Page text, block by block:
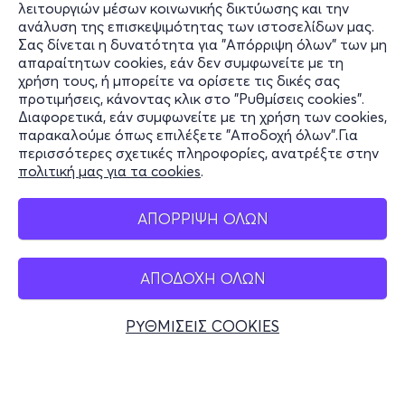
λειτουργιών μέσων κοινωνικής δικτύωσης και την
ανάλυση της επισκεψιμότητας των ιστοσελίδων μας.
Σας δίνεται η δυνατότητα για "Απόρριψη όλων" των μη
απαραίτητων cookies, εάν δεν συμφωνείτε με τη
χρήση τους, ή μπορείτε να ορίσετε τις δικές σας
προτιμήσεις, κάνοντας κλικ στο "Ρυθμίσεις cookies".
Διαφορετικά, εάν συμφωνείτε με τη χρήση των cookies,
παρακαλούμε όπως επιλέξετε "Αποδοχή όλων".Για
περισσότερες σχετικές πληροφορίες, ανατρέξτε στην
πολιτική μας για τα cookies.
ΑΠΟΡΡΙΨΗ ΟΛΩΝ
ΑΠΟΔΟΧΗ ΟΛΩΝ
ΡΥΘΜΙΣΕΙΣ COOKIES
Γενική είσοδος: 10€/ άτομο
Ομαδικό εισιτήριο: 8€ / άτομο (για κρατήσεις άνω των
18 ατόμων)
Πληροφορίες
Υποστήριξη
Stay Connected
Mobile app